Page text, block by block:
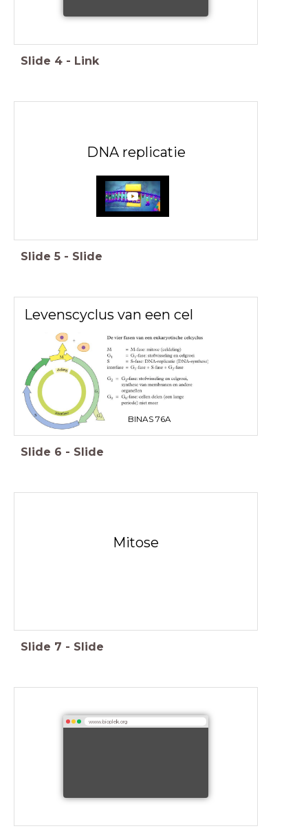
Slide 4 - Link
DNA replicatie
Slide 5 - Slide
Levenscyclus van een cel
BINAS 76A
Slide 6 - Slide
Mitose
Slide 7 - Slide
www.bioplek.org